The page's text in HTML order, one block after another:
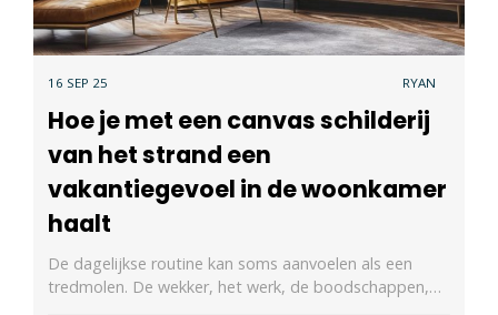
16 SEP 25 RYAN
Hoe je met een canvas schilderij
van het strand een
vakantiegevoel in de woonkamer
haalt
De dagelijkse routine kan soms aanvoelen als een
tredmolen. De wekker, het werk, de boodschappen,…